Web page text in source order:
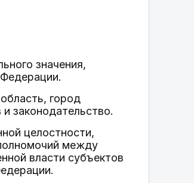
значения,
город
законодательство.
целостности,
между
власти субъектов